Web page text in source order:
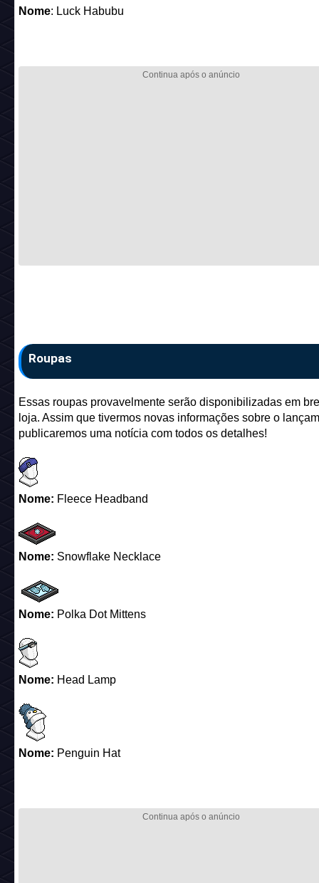
Nome: Luck Habubu
Roupas
Essas roupas provavelmente serão disponibilizadas em
loja. Assim que tivermos novas informações sobre o
publicaremos uma notícia com todos os detalhes!
Nome: Fleece Headband
Nome: Snowflake Necklace
Nome: Polka Dot Mittens
Nome: Head Lamp
Nome: Penguin Hat